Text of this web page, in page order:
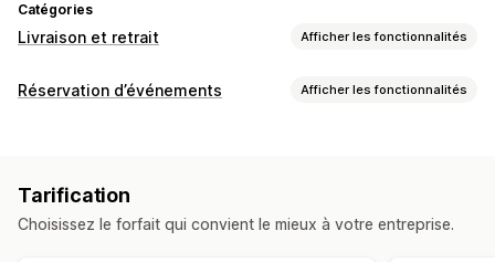
Catégories
Livraison et retrait Afficher les fonctionnalités
Options de livraison
Validation de l’adresse
Réservation d’événements Afficher les fonctionnalités
En ligne Événements personnalisés
Tarification
Choisissez le forfait qui convient le mieux à votre entreprise.